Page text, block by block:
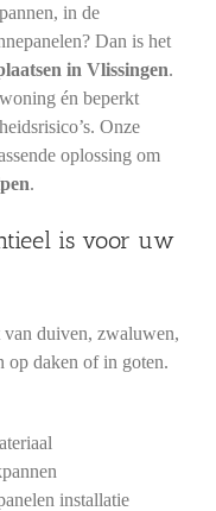
in de
Dan is het
in Vlissingen.
én beperkt
Onze
oplossing om
.
is voor uw
duiven, zwaluwen,
op daken of in goten.
installatie